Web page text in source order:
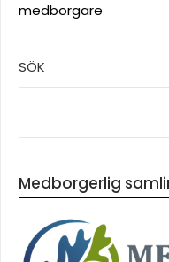
medborgare
SÖK
Medborgerlig